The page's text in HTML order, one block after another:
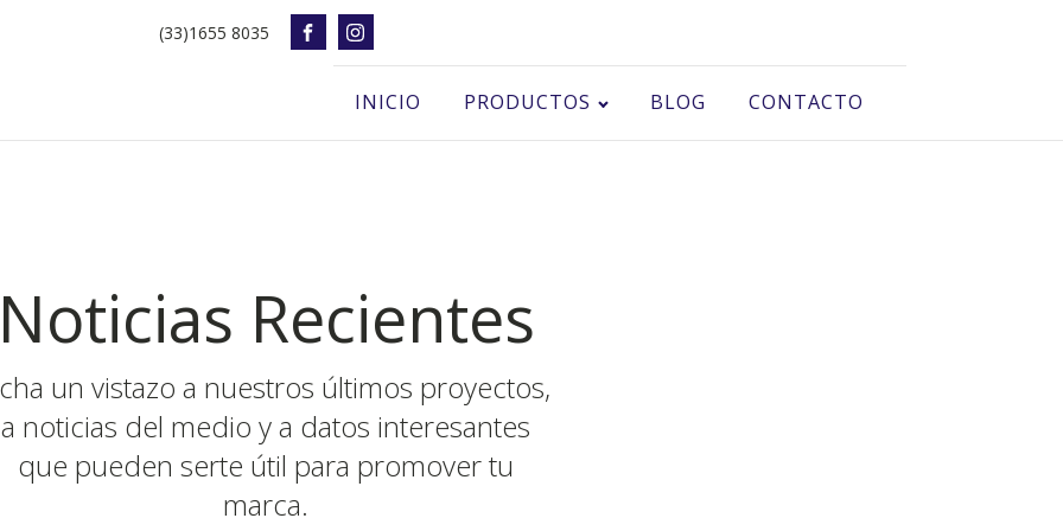
(33)1655 8035
INICIO PRODUCTOS BLOG CONTACTO
Recientes
un vistazo a nuestros últimos proyectos,
a noticias del medio y a datos interesantes
que pueden serte útil para promover tu
marca.